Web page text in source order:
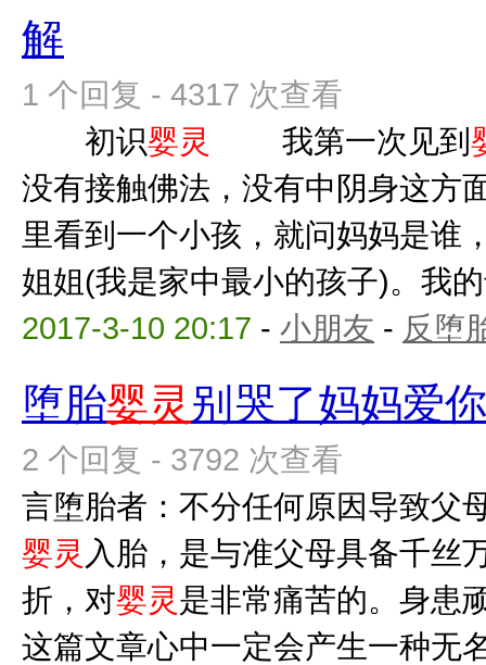
解
1 个回复 - 4317 次查看
初识婴灵 我第一次见到
没有接触佛法，没有中阴身这方
里看到一个小孩，就问妈妈是谁
姐姐(我是家中最小的孩子)。我
2017-3-10 20:17 - 小朋友 - 反堕
堕胎婴灵 别哭了妈妈爱你
2 个回复 - 3792 次查看
言堕胎者：不分任何原因导致父
婴灵 入胎，是与准父母具备千丝
折，对婴灵是非常痛苦的。身患
这篇文章心中一定会产生一种无